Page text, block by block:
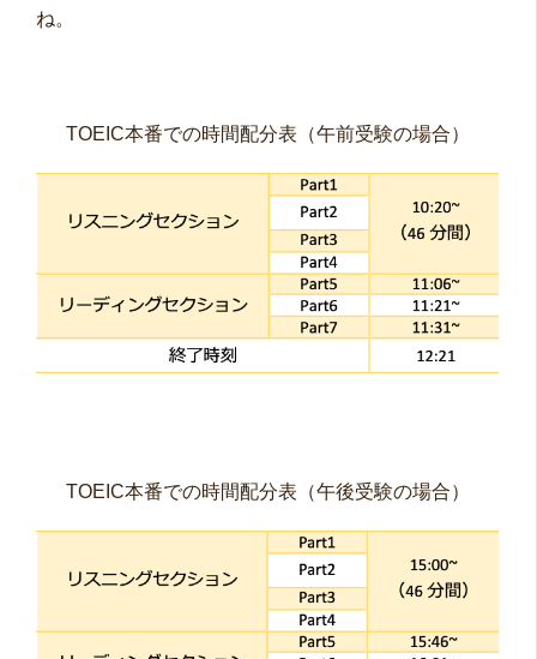
ね。
TOEIC本番での時間配分表（午前受験の場合）
TOEIC本番での時間配分表（午後受験の場合）